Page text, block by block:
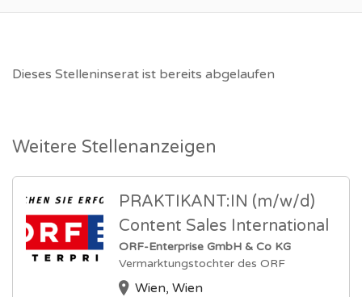
Dieses Stelleninserat ist bereits abgelaufen
Weitere Stellenanzeigen
PRAKTIKANT:IN (m/w/d)
Content Sales International
ORF-Enterprise GmbH & Co KG
Vermarktungstochter des ORF
Wien, Wien